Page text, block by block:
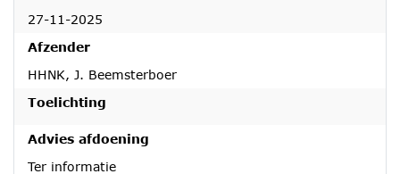
27-11-2025
Afzender
HHNK, J. Beemsterboer
Toelichting
Advies afdoening
Ter informatie